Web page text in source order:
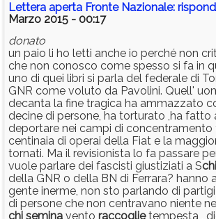
Lettera aperta Fronte Nazionale:
Marzo 2015 - 00:17
donato
un paio li ho letti anche io perché non
che non conosco come spesso si fa in
uno di quei libri si parla del federale di
GNR come voluto da Pavolini. Quell'
decanta la fine tragica ha ammazzato
decine di persone, ha torturato ,ha fatto
deportare nei campi di concentramento
centinaia di operai della Fiat e la
tornati. Ma il revisionista lo fa passare
vuole parlare dei fascisti giustiziati a Schi
della GNR o della BN di Ferrara? hanno
gente inerme, non sto parlando di
di persone che non centravano niente
chi semina vento raccoglietempesta ,